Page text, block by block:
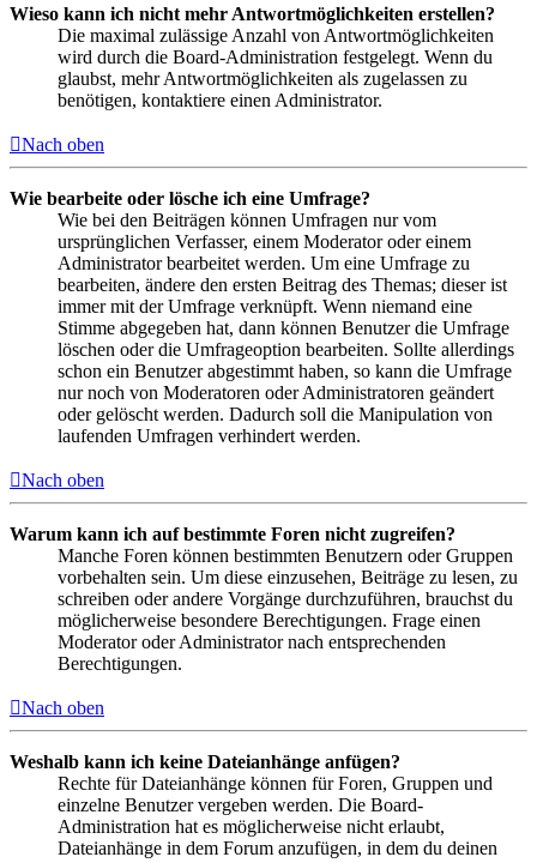
Wieso kann ich nicht mehr Antwortmöglichkeiten erstellen?
Die maximal zulässige Anzahl von Antwortmöglichkeiten
wird durch die Board-Administration festgelegt. Wenn du
glaubst, mehr Antwortmöglichkeiten als zugelassen zu
benötigen, kontaktiere einen Administrator.
Nach oben
Wie bearbeite oder lösche ich eine Umfrage?
Wie bei den Beiträgen können Umfragen nur vom
ursprünglichen Verfasser, einem Moderator oder einem
Administrator bearbeitet werden. Um eine Umfrage zu
bearbeiten, ändere den ersten Beitrag des Themas; dieser ist
immer mit der Umfrage verknüpft. Wenn niemand eine
Stimme abgegeben hat, dann können Benutzer die Umfrage
löschen oder die Umfrageoption bearbeiten. Sollte allerdings
schon ein Benutzer abgestimmt haben, so kann die Umfrage
nur noch von Moderatoren oder Administratoren geändert
oder gelöscht werden. Dadurch soll die Manipulation von
laufenden Umfragen verhindert werden.
Nach oben
Warum kann ich auf bestimmte Foren nicht zugreifen?
Manche Foren können bestimmten Benutzern oder Gruppen
vorbehalten sein. Um diese einzusehen, Beiträge zu lesen, zu
schreiben oder andere Vorgänge durchzuführen, brauchst du
möglicherweise besondere Berechtigungen. Frage einen
Moderator oder Administrator nach entsprechenden
Berechtigungen.
Nach oben
Weshalb kann ich keine Dateianhänge anfügen?
Rechte für Dateianhänge können für Foren, Gruppen und
einzelne Benutzer vergeben werden. Die Board-
Administration hat es möglicherweise nicht erlaubt,
Dateianhänge in dem Forum anzufügen, in dem du deinen